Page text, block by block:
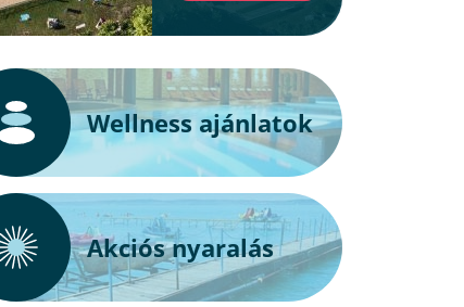
Wellness ajánlatok
Akciós nyaralás